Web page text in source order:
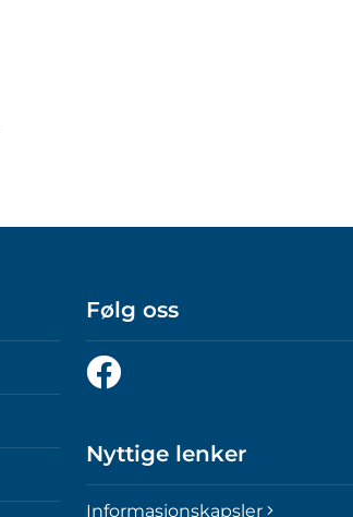
Følg oss
Følg
oss
Facebook
Nyttige lenker
Informasjonskapsler